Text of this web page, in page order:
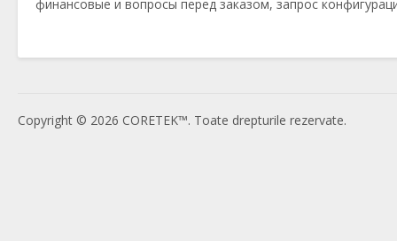
финансовые и вопросы перед заказом, запрос
Copyright © 2026 CORETEK™. Toate drepturile rezervate.